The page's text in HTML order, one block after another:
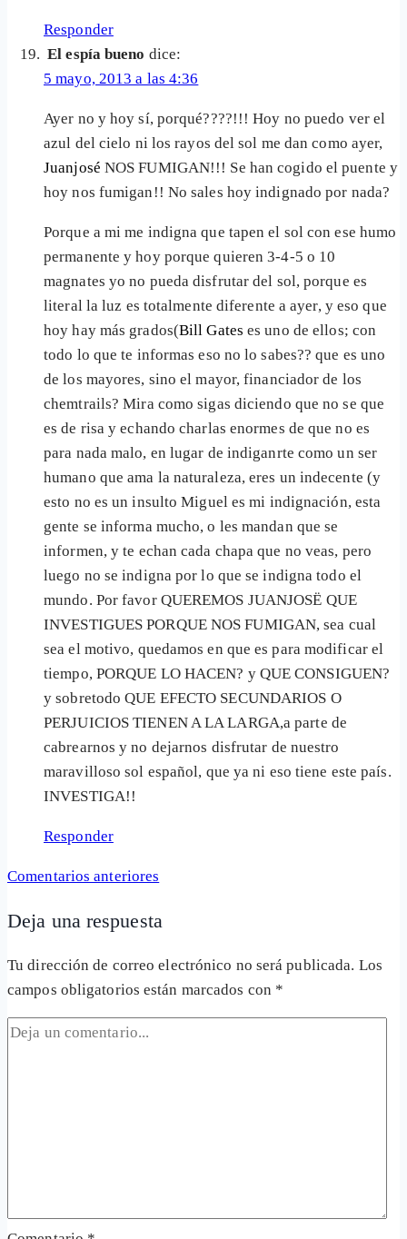
Responder
El espía bueno dice:
5 mayo, 2013 a las 4:36
Ayer no y hoy sí, porqué????!!! Hoy no puedo ver el
azul del cielo ni los rayos del sol me dan como ayer,
Juanjosé NOS FUMIGAN!!! Se han cogido el puente y
hoy nos fumigan!! No sales hoy indignado por nada?
Porque a mi me indigna que tapen el sol con ese humo
permanente y hoy porque quieren 3-4-5 o 10
magnates yo no pueda disfrutar del sol, porque es
literal la luz es totalmente diferente a ayer, y eso que
hoy hay más grados(Bill Gates es uno de ellos; con
todo lo que te informas eso no lo sabes?? que es uno
de los mayores, sino el mayor, financiador de los
chemtrails? Mira como sigas diciendo que no se que
es de risa y echando charlas enormes de que no es
para nada malo, en lugar de indiganrte como un ser
humano que ama la naturaleza, eres un indecente (y
esto no es un insulto Miguel es mi indignación, esta
gente se informa mucho, o les mandan que se
informen, y te echan cada chapa que no veas, pero
luego no se indigna por lo que se indigna todo el
mundo. Por favor QUEREMOS JUANJOSË QUE
INVESTIGUES PORQUE NOS FUMIGAN, sea cual
sea el motivo, quedamos en que es para modificar el
tiempo, PORQUE LO HACEN? y QUE CONSIGUEN?
y sobretodo QUE EFECTO SECUNDARIOS O
PERJUICIOS TIENEN A LA LARGA,a parte de
cabrearnos y no dejarnos disfrutar de nuestro
maravilloso sol español, que ya ni eso tiene este país.
INVESTIGA!!
Responder
Navegación
de
Comentarios anteriores
Deja una respuesta
Tu dirección de correo electrónico no será publicada. Los
campos obligatorios están marcados con *